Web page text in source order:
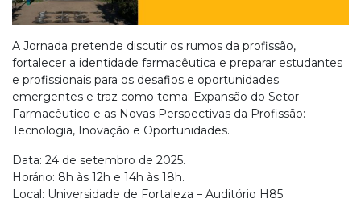
A Jornada pretende discutir os rumos da profissão,
fortalecer a identidade farmacêutica e preparar estudantes
e profissionais para os desafios e oportunidades
emergentes e traz como tema: Expansão do Setor
Farmacêutico e as Novas Perspectivas da Profissão:
Tecnologia, Inovação e Oportunidades.
Data: 24 de setembro de 2025.
Horário: 8h às 12h e 14h às 18h.
Local: Universidade de Fortaleza – Auditório H85